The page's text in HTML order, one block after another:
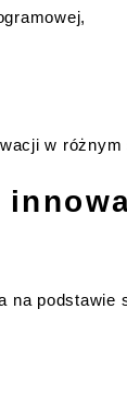
w różnym
na